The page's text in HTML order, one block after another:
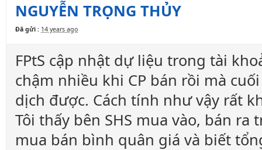
NGUYỄN TRỌNG THỦY
Đã gửi : 14 years ago
FPtS cập nhật dự liệu trong tài
chậm nhiều khi CP bán rồi mà
dịch được. Cách tính như vậy rất
Tôi thấy bên SHS mua vào, bán
mua bán bình quân giá và biết